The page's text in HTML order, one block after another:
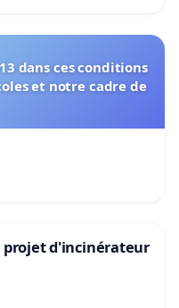
dans ces conditions
et notre cadre de
projet d'incinérateur